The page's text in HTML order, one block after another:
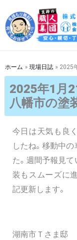
容
を
キ
ッ
ホーム 現場日誌 2025
2025年1月
八幡市の塗
今日は天気も良
したね。移動中
た。週間予報見
装もスムーズに
記更新します。
湖南市Ｔさま邸